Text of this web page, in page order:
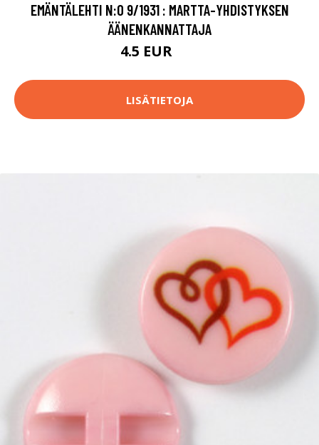
EMÄNTÄLEHTI N:O 9/1931 : MARTTA-YHDISTYKSEN
ÄÄNENKANNATTAJA
4.5 EUR
LISÄTIETOJA